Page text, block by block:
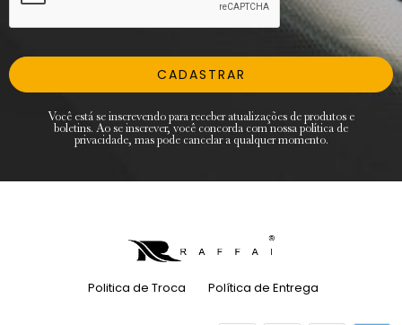
CADASTRAR
Você está se inscrevendo para receber atualizações de produtos e
boletins. Ao se inscrever, você concorda com nossa política de
privacidade, mas pode cancelar a qualquer momento.
Politica de Troca Política de Entrega